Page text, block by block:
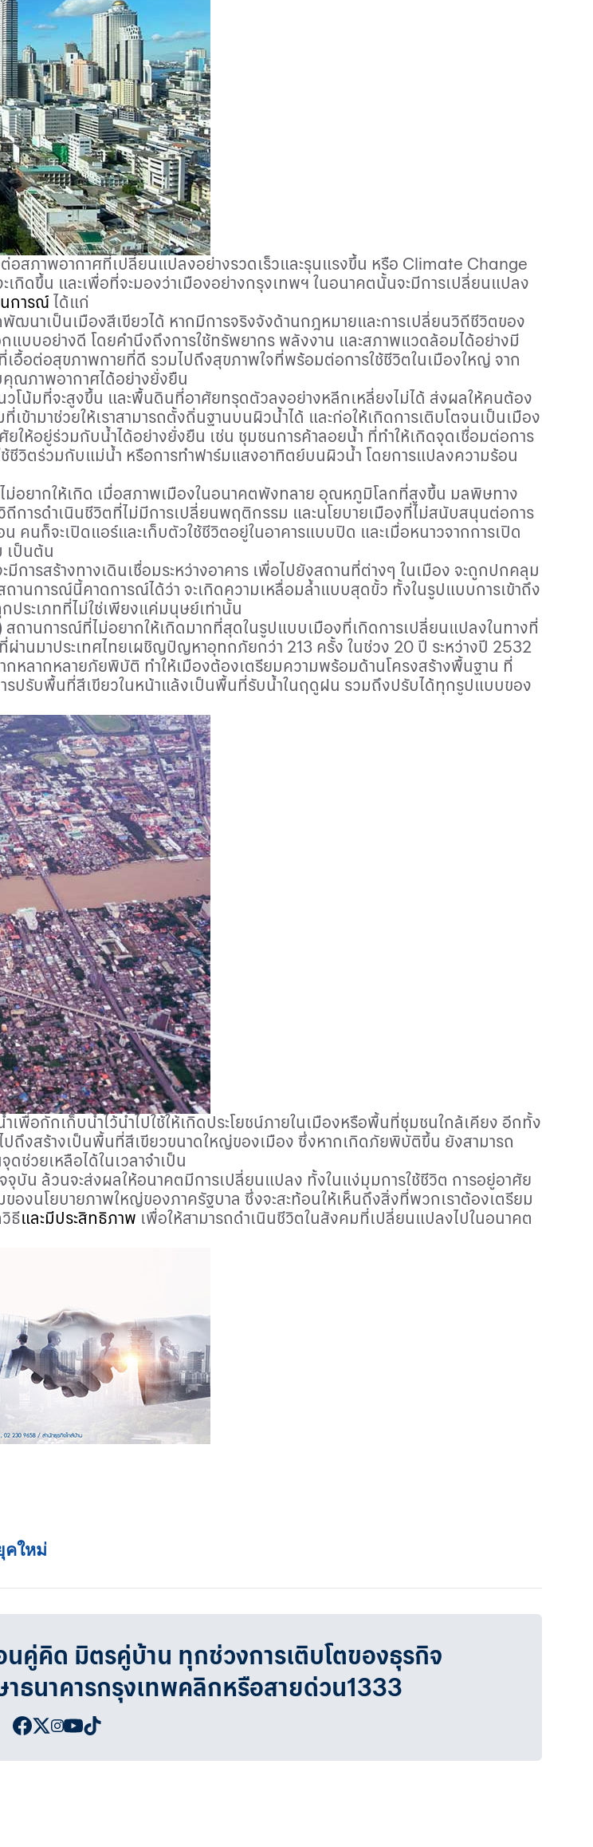
อสภาพอากาศที่เปลี่ยนแปลงอย่างรวดเร็วและรุนแรงขึ้น หรือ Climate Change
กิดขึ้น และเพื่อที่จะมองว่าเมืองอย่างกรุงเทพฯ ในอนาคตนั้นจะมีการเปลี่ยนแปลง
การณ์ ได้แก่
ฒนาเป็นเมืองสีเขียวได้ หากมีการจริงจังด้านกฎหมายและการเปลี่ยนวิถีชีวิตของ
แบบอย่างดี โดยคำนึงถึงการใช้ทรัพยากร พลังงาน และสภาพแวดล้อมได้อย่างมี
เอื้อต่อสุขภาพกายที่ดี รวมไปถึงสุขภาพใจที่พร้อมต่อการใช้ชีวิตในเมืองใหญ่ จาก
ณภาพอากาศได้อย่างยั่งยืน
วโน้มที่จะสูงขึ้น และพื้นดินที่อาศัยทรุดตัวลงอย่างหลีกเหลี่ยงไม่ได้ ส่งผลให้คนต้อง
ามาช่วยให้เราสามารถตั้งถิ่นฐานบนผิวน้ำได้ และก่อให้เกิดการเติบโตจนเป็นเมือง
อยู่ร่วมกับน้ำได้อย่างยั่งยืน เช่น ชุมชนการค้าลอยน้ำ ที่ทำให้เกิดจุดเชื่อมต่อการ
วิตร่วมกับแม่น้ำ หรือการทำฟาร์มแสงอาทิตย์บนผิวน้ำ โดยการแปลงความร้อน
ม่อยากให้เกิด เมื่อสภาพเมืองในอนาคตพังทลาย อุณหภูมิโลกที่สูงขึ้น มลพิษทาง
ถีการดำเนินชีวิตที่ไม่มีการเปลี่ยนพฤติกรรม และนโยบายเมืองที่ไม่สนับสนุนต่อการ
คนก็จะเปิดแอร์และเก็บตัวใช้ชีวิตอยู่ในอาคารแบบปิด และเมื่อหนาวจากการเปิด
เป็นต้น
ารสร้างทางเดินเชื่อมระหว่างอาคาร เพื่อไปยังสถานที่ต่างๆ ในเมือง จะถูกปกคลุม
านการณ์นี้คาดการณ์ได้ว่า จะเกิดความเหลื่อมล้ำแบบสุดขั้ว ทั้งในรูปแบบการเข้าถึง
ระเภทที่ไม่ใช่เพียงแค่มนุษย์เท่านั้น
สถานการณ์ที่ไม่อยากให้เกิดมากที่สุดในรูปแบบเมืองที่เกิดการเปลี่ยนแปลงในทางที่
านมาประเทศไทยเผชิญปัญหาอุทกภัยกว่า 213 ครั้ง ในช่วง 20 ปี ระหว่างปี 2532
กหลากหลายภัยพิบัติ ทำให้เมืองต้องเตรียมความพร้อมด้านโครงสร้างพื้นฐาน ที่
รปรับพื้นที่สีเขียวในหน้าแล้งเป็นพื้นที่รับน้ำในฤดูฝน รวมถึงปรับได้ทุกรูปแบบของ
กักเก็บน้ำไว้นำไปใช้ให้เกิดประโยชน์ภายในเมืองหรือพื้นที่ชุมชนใกล้เคียง อีกทั้ง
ถึงสร้างเป็นพื้นที่สีเขียวขนาดใหญ่ของเมือง ซึ่งหากเกิดภัยพิบัติขึ้น ยังสามารถ
วยเหลือได้ในเวลาจำเป็น
บัน ล้วนจะส่งผลให้อนาคตมีการเปลี่ยนแปลง ทั้งในแง่มุมการใช้ชีวิต การอยู่อาศัย
องนโยบายภาพใหญ่ของภาครัฐบาล ซึ่งจะสะท้อนให้เห็นถึงสิ่งที่พวกเราต้องเตรียม
ธีและมีประสิทธิภาพ เพื่อให้สามารถดำเนินชีวิตในสังคมที่เปลี่ยนแปลงไปในอนาคต
คใหม่
คู่คิด มิตรคู่บ้าน ทุกช่วงการเติบโตของธุรกิจ
ธนาคารกรุงเทพคลิกหรือสายด่วน1333